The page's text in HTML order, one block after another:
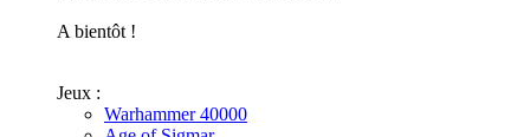
A bientôt !
Jeux :
Warhammer 40000